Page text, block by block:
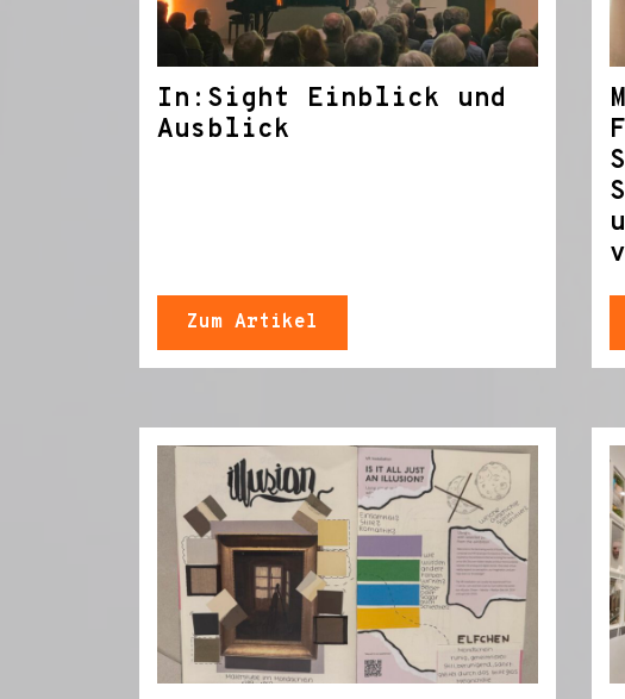
In:Sight Einblick und
Ausblick
Zum Artikel